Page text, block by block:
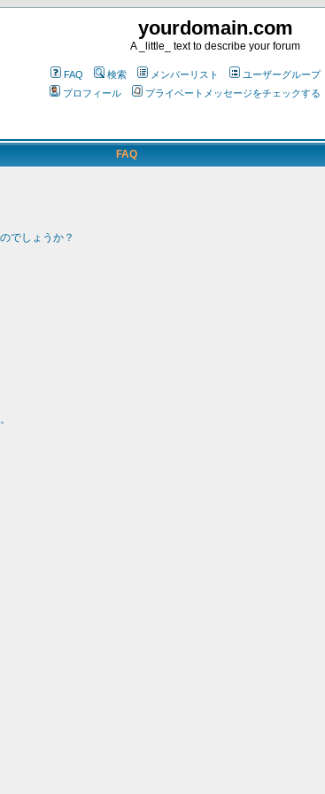
yourdomain.com
A _little_ text to describe your forum
FAQ 検索 メンバーリスト ユーザーグループ
プロフィール
プライベートメッセージをチェックする
FAQ
でしょうか？